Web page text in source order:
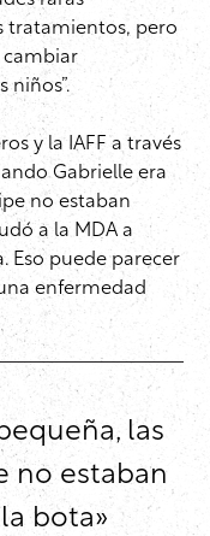
tratamientos, pero
cambiar
niños”.
y la IAFF a través
Gabrielle era
no estaban
a la MDA a
Eso puede parecer
enfermedad
las
no estaban
bota»